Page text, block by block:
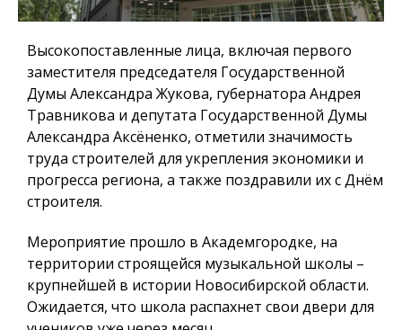
Высокопоставленные лица, включая первого
заместителя председателя Государственной
Думы Александра Жукова, губернатора Андрея
Травникова и депутата Государственной Думы
Александра Аксёненко, отметили значимость
труда строителей для укрепления экономики и
прогресса региона, а также поздравили их с Днём
строителя.
Мероприятие прошло в Академгородке, на
территории строящейся музыкальной школы –
крупнейшей в истории Новосибирской области.
Ожидается, что школа распахнет свои двери для